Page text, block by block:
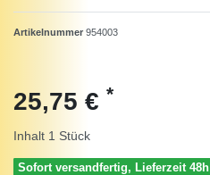
Artikelnummer 954003
25,75 € *
Inhalt 1 Stück
Sofort versandfertig, Lieferzeit 48h